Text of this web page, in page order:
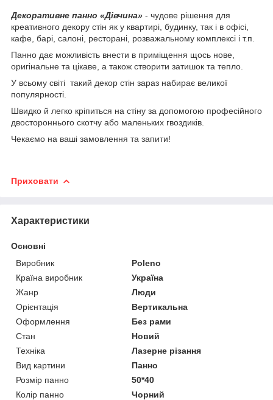
Декоративне панно «Дівчина» - чудове рішення для
креативного декору стін як у квартирі, будинку, так і в офісі,
кафе, барі, салоні, ресторані, розважальному комплексі і т.п.
Панно дає можливість внести в приміщення щось нове,
оригінальне та цікаве, а також створити затишок та тепло.
У всьому світі такий декор стін зараз набирає великої
популярності.
Швидко й легко кріпиться на стіну за допомогою професійного
двостороннього скотчу або маленьких гвоздиків.
Чекаємо на ваші замовлення та запити!
Приховати
Характеристики
Основні
Виробник
Poleno
Країна виробник
Україна
Жанр
Люди
Орієнтація
Вертикальна
Оформлення
Без рами
Стан
Новий
Техніка
Лазерне різання
Вид картини
Панно
Розмір панно
50*40
Колір панно
Чорний